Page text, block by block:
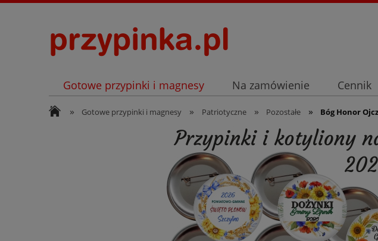
Gotowe przypinki i magnesy Na zamówienie Cennik
Archiwum
Listopad
» Gotowe przypinki i magnesy » Patriotyczne » Pozostałe » Bóg Honor